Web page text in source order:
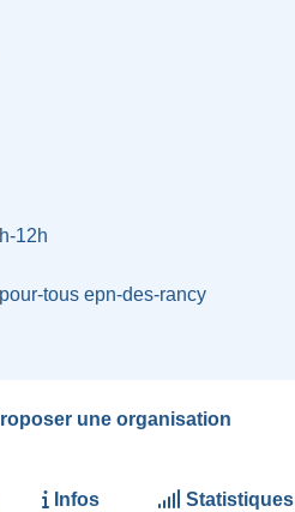
12h
tous epn-des-rancy
une organisation
Infos Statistiques